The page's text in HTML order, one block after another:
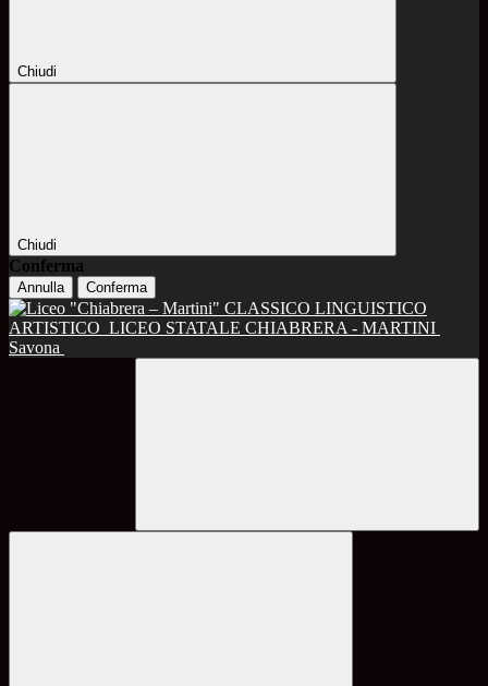
Chiudi
Chiudi
Conferma
Annulla Conferma
CLASSICO LINGUISTICO
ARTISTICO LICEO STATALE CHIABRERA - MARTINI
Savona